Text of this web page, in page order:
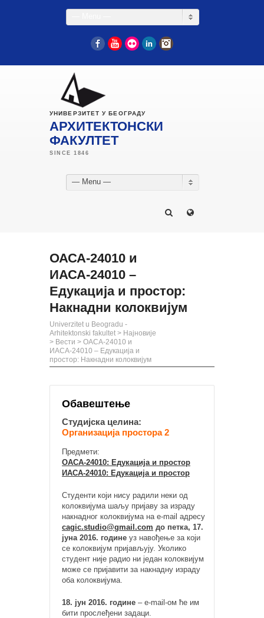
FacebookYouTube
Flickr LinkedIn
УНИВЕРЗИТЕТ У БЕОГРАДУ
АРХИТЕКТОНСКИ
ФАКУЛТЕТ
— Menu —
ОАСА-24010 и
ИАСА-24010 –
Едукација и простор:
Накнадни колоквијум
Univerzitet u Beogradu -
Arhitektonski fakultet > Најновије
> Вести > ОАСА-24010 и
ИАСА-24010 – Едукација и
простор: Накнадни колоквијум
Обавештење
Студијска целина:
Организација простора 2
Предмети:
ОАСА-24010: Едукација и простор
ИАСА-24010: Едукација и простор
Студенти који нису радили неки од
колоквијума шаљу пријаву за израду
накнадног колоквијума на e-mail адресу
cagic.studio@gmail.com до петка, 17.
јуна 2016. године уз навођење за који
се колоквијум пријављују. Уколико
студент није радио ни један колоквијум
може се пријавити за накнадну израду
оба колоквијума.
18. јун 2016. године – e-mail-ом ће им
бити прослеђени задаци.